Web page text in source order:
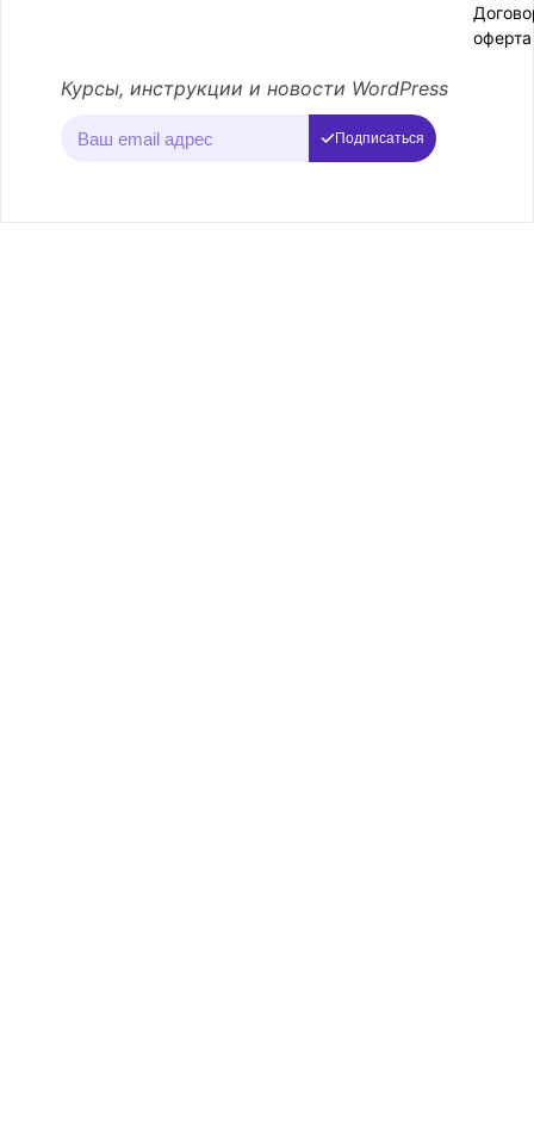
оферта
Курсы, инструкции и новости WordPress
Подписаться